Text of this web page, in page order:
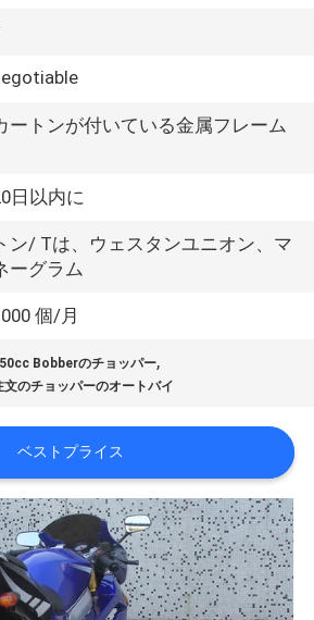
ートンが付いている金属フレーム
日以内に
ン/ Tは、ウェスタンユニオン、マ
ーグラム
個/月
Bobberのチョッパー,
文のチョッパーのオートバイ
ベストプライス